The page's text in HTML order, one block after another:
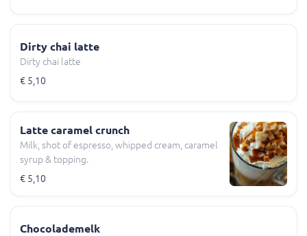
Dirty chai latte
Dirty chai latte
€ 5,10
Latte caramel crunch
Milk, shot of espresso, whipped cream, caramel
syrup & topping.
€ 5,10
Chocolademelk